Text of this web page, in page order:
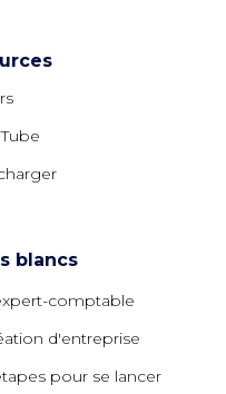
blancs
comptable
d'entreprise
pour se lancer